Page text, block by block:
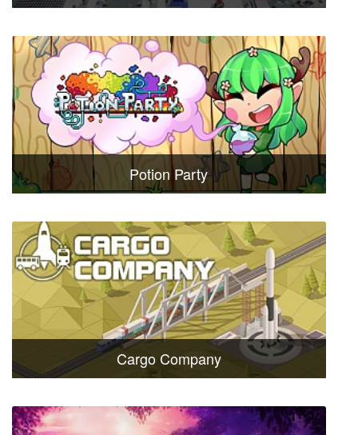
Potion Party
Cargo Company